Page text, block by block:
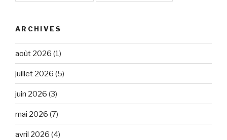
ARCHIVES
août 2026 (1)
juillet 2026 (5)
juin 2026 (3)
mai 2026 (7)
avril 2026 (4)